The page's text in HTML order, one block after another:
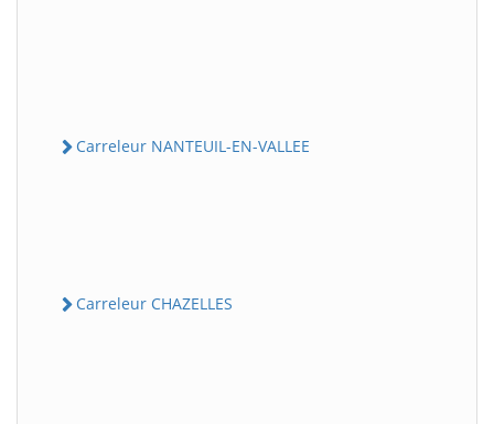
Carreleur NANTEUIL-EN-VALLEE
Carreleur CHAZELLES